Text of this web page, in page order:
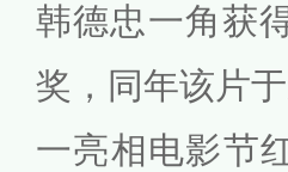
韩德忠一角获
奖，同年该片
一亮相电影节